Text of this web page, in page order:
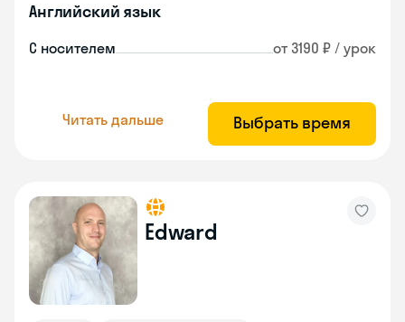
Английский язык
С носителем от 3190 ₽ / урок
Читать дальше Выбрать время
Edward